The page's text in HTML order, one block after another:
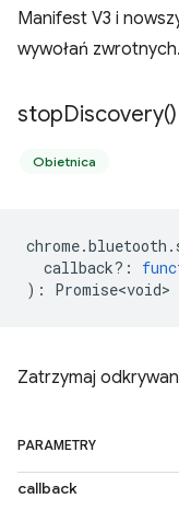
Manifest V3 i
wywołań zwrotnych.
stopDiscovery()
Obietnica
chrome.bluetooth .
callback? :
) : Promise<void>
Zatrzymaj
PARAMETRY
callback